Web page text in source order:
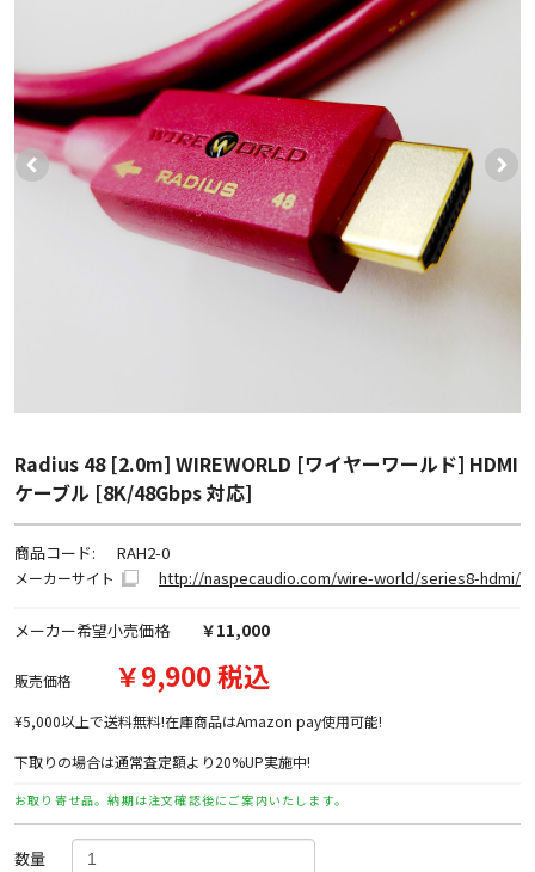
Radius 48 [2.0m] WIREWORLD [ワイヤーワールド] HDMI
ケーブル [8K/48Gbps 対応]
商品コード: RAH2-0
メーカーサイト http://naspecaudio.com/wire-world/series8-hdmi/
メーカー希望小売価格 ￥11,000
販売価格 ￥9,900 税込
¥5,000以上で送料無料!在庫商品はAmazon pay使用可能!
下取りの場合は通常査定額より20%UP実施中!
お取り寄せ品。納期は注文確認後にご案内いたします。
数量